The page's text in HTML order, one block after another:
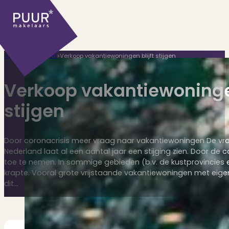
Huidige aanbod
Recentelijk verkocht
Net te laat? Kijk mee..
Huurwoningen
Home Huis kopen>Verkoop vakantiewoningen blijft stijgen
Verkoop
stijgen
Door coronacrisis meer vraag naar vakantiewoningen De
Nederland laat al een aantal jaar een stijging zien. Door de
toe te nemen. In sommige gebieden (b.v. de
krapte. Vooral grote vrijstaande vakantiewoningen met
dit…